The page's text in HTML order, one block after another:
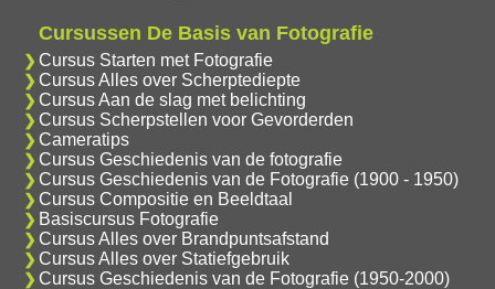
Cursussen De Basis van Fotografie
Cursus Starten met Fotografie
Cursus Alles over Scherptediepte
Cursus Aan de slag met belichting
Cursus Scherpstellen voor Gevorderden
Cameratips
Cursus Geschiedenis van de fotografie
Cursus Geschiedenis van de Fotografie (1900 - 1950)
Cursus Compositie en Beeldtaal
Basiscursus Fotografie
Cursus Alles over Brandpuntsafstand
Cursus Alles over Statiefgebruik
Cursus Geschiedenis van de Fotografie (1950-2000)